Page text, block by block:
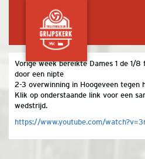
Vorige week bereikte Dames 1 de 1/
door een nipte
2-3 overwinning in Hoogeveen tegen
Klik op onderstaande link voor een
wedstrijd.
https://www.youtube.com/